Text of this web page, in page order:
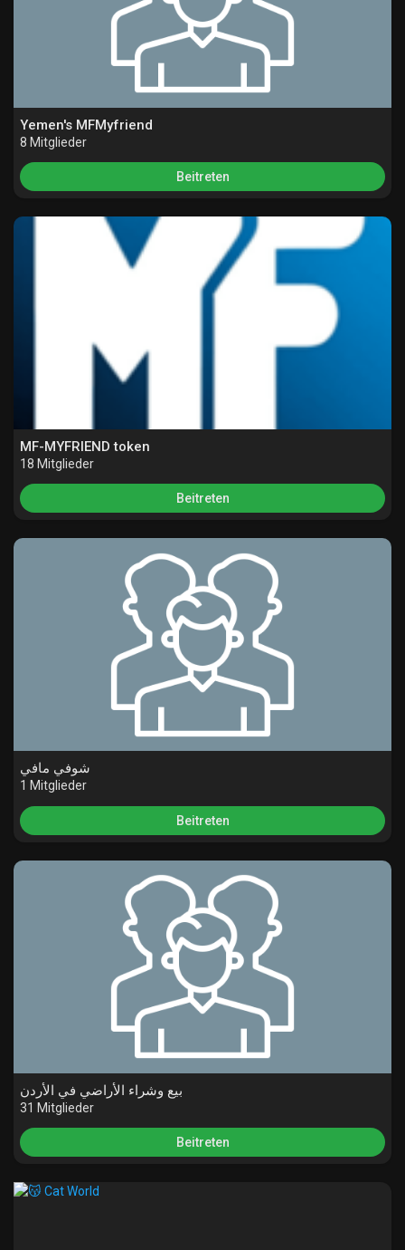
Gruppen
Spiele
Entwickler
Yemen's MFMyfriend
8 Mitglieder
Beitreten
MF-MYFRIEND token
18 Mitglieder
Beitreten
شوفي مافي
1 Mitglieder
Beitreten
بيع وشراء الأراضي في الأردن
31 Mitglieder
Beitreten